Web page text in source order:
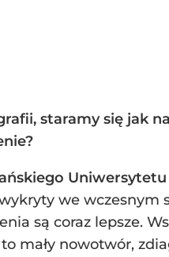
staramy się jak
we wczesnym
są coraz lepsze.
mały nowotwór,